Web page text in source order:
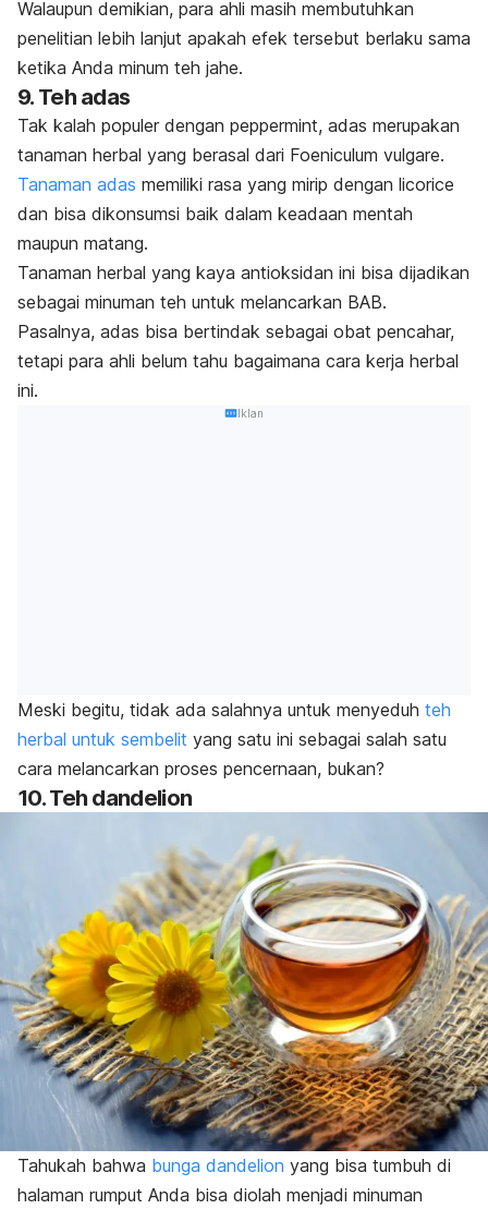
Walaupun demikian, para ahli masih membutuhkan
penelitian lebih lanjut apakah efek tersebut berlaku sama
ketika Anda minum teh jahe.
9. Teh adas
Tak kalah populer dengan peppermint, adas merupakan
tanaman herbal yang berasal dari Foeniculum vulgare.
Tanaman adas memiliki rasa yang mirip dengan licorice
dan bisa dikonsumsi baik dalam keadaan mentah
maupun matang.
Tanaman herbal yang kaya antioksidan ini bisa dijadikan
sebagai minuman teh untuk melancarkan BAB.
Pasalnya, adas bisa bertindak sebagai obat pencahar,
tetapi para ahli belum tahu bagaimana cara kerja herbal
ini.
Iklan
Meski begitu, tidak ada salahnya untuk menyeduh teh
herbal untuk sembelit yang satu ini sebagai salah satu
cara melancarkan proses pencernaan, bukan?
10. Teh dandelion
Tahukah bahwa bunga dandelion yang bisa tumbuh di
halaman rumput Anda bisa diolah menjadi minuman